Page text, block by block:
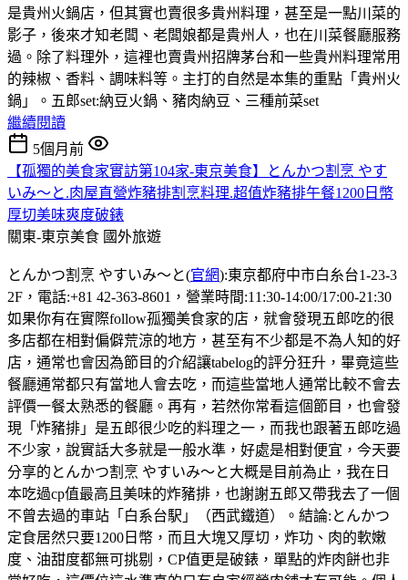
是貴州火鍋店，但其實也賣很多貴州料理，甚至是一點川菜的
影子，後來才知老闆、老闆娘都是貴州人，也在川菜餐廳服務
過。除了料理外，這裡也賣貴州招牌茅台和一些貴州料理常用
的辣椒、香料、調味料等。主打的自然是本集的重點「貴州火
鍋」。五郎set:納豆火鍋、豬肉納豆、三種前菜set
繼續閱讀
5個月前
【孤獨的美食家實訪第104家-東京美食】とんかつ割烹 やす
いみ〜と.肉屋直營炸豬排割烹料理.超值炸豬排午餐1200日幣
厚切美味爽度破錶
關東-東京美食 國外旅遊
とんかつ割烹 やすいみ〜と(官網):東京都府中市白糸台1-23-3
2F，電話:+81 42-363-8601，營業時間:11:30-14:00/17:00-21:30
如果你有在實際follow孤獨美食家的店，就會發現五郎吃的很
多店都在相對偏僻荒涼的地方，甚至有不少都是不為人知的好
店，通常也會因為節目的介紹讓tabelog的評分狂升，畢竟這些
餐廳通常都只有當地人會去吃，而這些當地人通常比較不會去
評價一餐太熟悉的餐廳。再有，若然你常看這個節目，也會發
現「炸豬排」是五郎很少吃的料理之一，而我也跟著五郎吃過
不少家，說實話大多就是一般水準，好處是相對便宜，今天要
分享的とんかつ割烹 やすいみ〜と大概是目前為止，我在日
本吃過cp值最高且美味的炸豬排，也謝謝五郎又帶我去了一個
不曾去過的車站「白系台駅」（西武鐵道）。結論:とんかつ
定食居然只要1200日幣，而且大塊又厚切，炸功、肉的軟嫩
度、油甜度都無可挑剔，CP值更是破錶，單點的炸肉餅也非